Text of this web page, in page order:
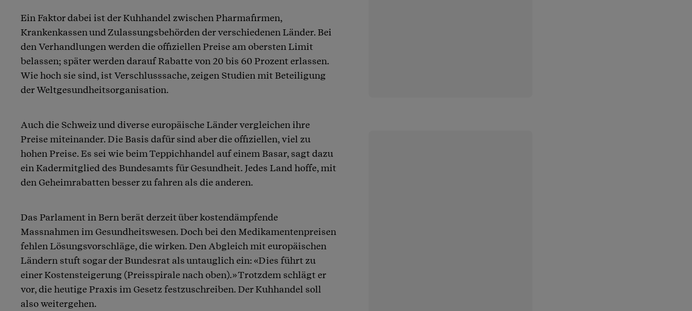
Ein Faktor dabei ist der Kuhhandel zwischen Pharmafirmen,
Krankenkassen und Zulassungsbehörden der verschiedenen Länder. Bei
den Verhandlungen werden die offiziellen Preise am obersten Limit
belassen; später werden darauf Rabatte von 20 bis 60 Prozent erlassen.
Wie hoch sie sind, ist Verschlusssache, zeigen Studien mit Beteiligung
der Weltgesundheitsorganisation.
Auch die Schweiz und diverse europäische Länder vergleichen ihre
Preise miteinander. Die Basis dafür sind aber die offiziellen, viel zu
hohen Preise. Es sei wie beim Teppichhandel auf einem Basar, sagt dazu
ein Kadermitglied des Bundesamts für Gesundheit. Jedes Land hoffe, mit
den Geheimrabatten besser zu fahren als die anderen.
Das Parlament in Bern berät derzeit über kostendämpfende
Massnahmen im Gesundheitswesen. Doch bei den Medikamentenpreisen
fehlen Lösungsvorschläge, die wirken. Den Abgleich mit europäischen
Ländern stuft sogar der Bundesrat als untauglich ein: «Dies führt zu
einer Kostensteigerung (Preisspirale nach oben).» Trotzdem schlägt er
vor, die heutige Praxis im Gesetz festzuschreiben. Der Kuhhandel soll
also weitergehen.